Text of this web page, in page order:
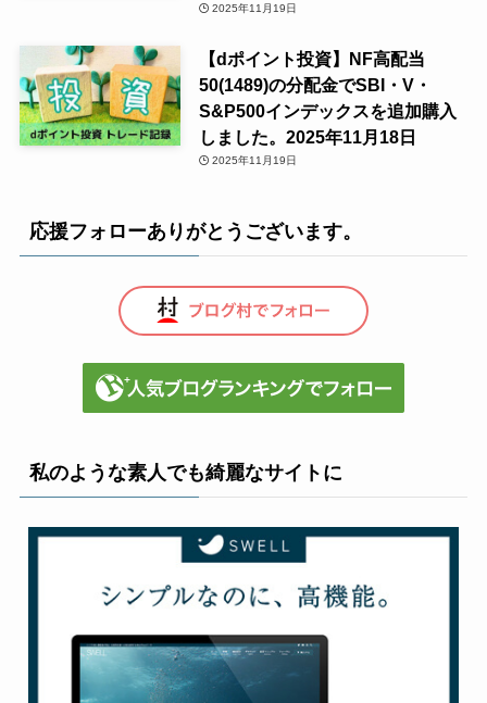
2025年11月19日
【dポイント投資】NF高配当
50(1489)の分配金でSBI・V・
S&P500インデックスを追加購入
しました。2025年11月18日
2025年11月19日
応援フォローありがとうございます。
私のような素人でも綺麗なサイトに